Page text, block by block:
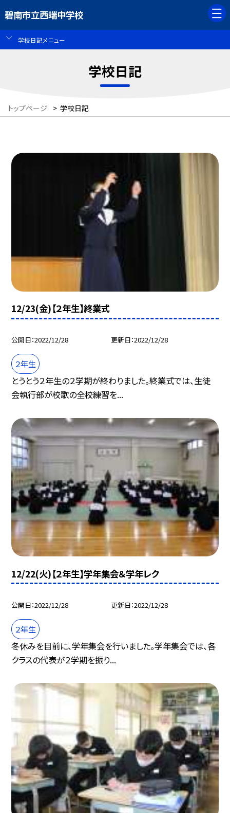
碧南市立西端中学校
学校日記メニュー
学校日記
トップページ > 学校日記
12/23(金)【２年生】終業式
公開日 2022/12/28 更新日 2022/12/28
２年生
とうとう２年生の２学期が終わりました。終業式では、生徒
会執行部が校歌の全校練習を...
12/22(火)【２年生】学年集会＆学年レク
公開日 2022/12/28 更新日 2022/12/28
２年生
冬休みを目前に、学年集会を行いました。学年集会では、各
クラスの代表が２学期を振り...